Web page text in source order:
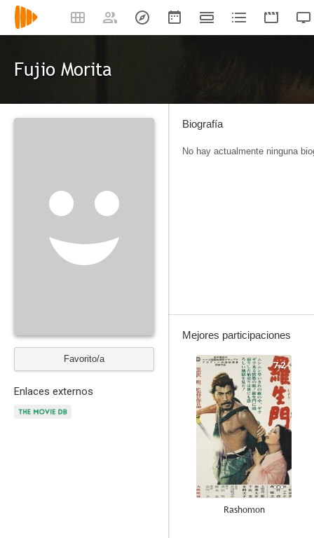
Fujio Morita
Favorito/a
Enlaces externos
Biografía
No hay actualmente ninguna
Mejores participaciones
7.2
Rashomon